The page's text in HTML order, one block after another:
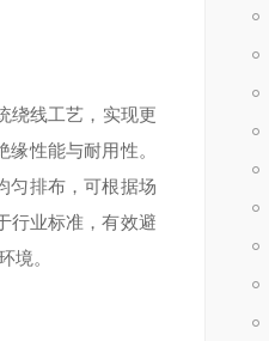
绕线工艺，实现更
性能与耐用性。
匀排布，可根据场
行业标准，有效避
境。